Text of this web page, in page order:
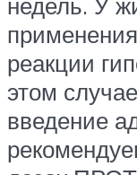
реакции
этом
введение